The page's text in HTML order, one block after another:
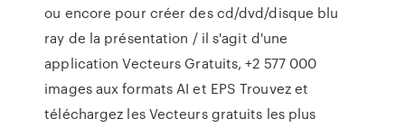
ou encore pour créer des cd/dvd/disque blu
ray de la présentation / il s'agit d'une
application Vecteurs Gratuits, +2 577 000
images aux formats AI et EPS Trouvez et
téléchargez les Vecteurs gratuits les plus